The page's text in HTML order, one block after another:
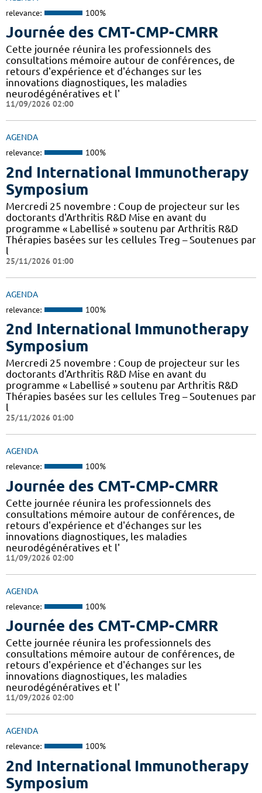
relevance: 100%
Journée des CMT-CMP-CMRR
Cette journée réunira les professionnels des
consultations mémoire autour de conférences, de
retours d'expérience et d'échanges sur les
innovations diagnostiques, les maladies
neurodégénératives et l'
11/09/2026 02:00
AGENDA
relevance: 100%
2nd International Immunotherapy
Symposium
Mercredi 25 novembre : Coup de projecteur sur les
doctorants d'Arthritis R&D Mise en avant du
programme « Labellisé » soutenu par Arthritis R&D
Thérapies basées sur les cellules Treg – Soutenues par
l
25/11/2026 01:00
AGENDA
relevance: 100%
2nd International Immunotherapy
Symposium
Mercredi 25 novembre : Coup de projecteur sur les
doctorants d'Arthritis R&D Mise en avant du
programme « Labellisé » soutenu par Arthritis R&D
Thérapies basées sur les cellules Treg – Soutenues par
l
25/11/2026 01:00
AGENDA
relevance: 100%
Journée des CMT-CMP-CMRR
Cette journée réunira les professionnels des
consultations mémoire autour de conférences, de
retours d'expérience et d'échanges sur les
innovations diagnostiques, les maladies
neurodégénératives et l'
11/09/2026 02:00
AGENDA
relevance: 100%
Journée des CMT-CMP-CMRR
Cette journée réunira les professionnels des
consultations mémoire autour de conférences, de
retours d'expérience et d'échanges sur les
innovations diagnostiques, les maladies
neurodégénératives et l'
11/09/2026 02:00
AGENDA
relevance: 100%
2nd International Immunotherapy
Symposium